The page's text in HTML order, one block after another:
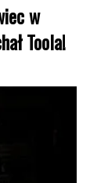
w
Toola!